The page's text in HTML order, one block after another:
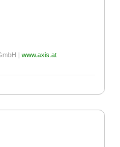
| www.axis.at